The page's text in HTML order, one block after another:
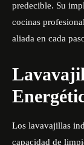
predecible. Su
cocinas
aliada en cada
Los lavavajillas
capacidad de